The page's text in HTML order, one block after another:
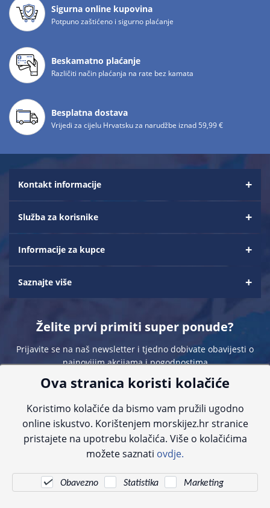
Sigurna online kupovina
Potpuno zaštićeno i sigurno plaćanje
Beskamatno plaćanje
Različiti način plaćanja na rate bez kamata
Besplatna dostava
Vrijedi za cijelu Hrvatsku za narudžbe iznad 59,99 €
Kontakt informacije
Služba za korisnike
Informacije za kupce
Saznajte više
Želite prvi primiti super ponude?
Prijavite se na naš newsletter i tjedno dobivate obavijesti o
najnovijim akcijama i pogodnostima
Sve navedene cijene sadrže PDV. Pokušavamo osigurati što preciznije
informacije, ali zbog tehnoloških ograničenja ne možemo garantirati potpunu
kontaktirajte nas putem telefona:+385 23 231 761ili e-maila:info@morskijez.hr
Ova stranica koristi kolačiće
Koristimo kolačiće da bismo vam pružili ugodno
online iskustvo. Korištenjem morskijez.hr stranice
pristajete na upotrebu kolačića. Više o kolačićima
možete saznati ovdje.
Obavezno Statistika Marketing